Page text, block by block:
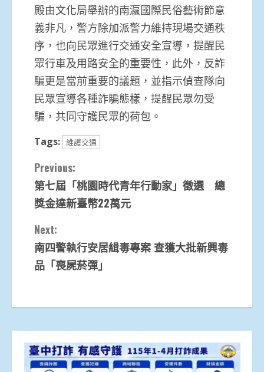
殿由文化局舉辦的南瀛國際民俗藝術節意
義非凡，警方除加派警力維持現場交通秩
序，也向民眾進行交通安全宣導，提醒民
眾行車及用路安全的重要性，此外，反詐
騙更是當前重要的議題，並指示偵查隊向
民眾宣導各種詐騙態樣，提醒民眾勿受
騙，共同守護民眾的荷包。
Tags: 維護交通
Continue
Reading
Previous:
第七屆「桃園時代青年行動家」徵選 總
獎金達新臺幣22萬元
Next:
南四警執行安居緝毒專案 查獲大批新興毒
品「喪屍菸彈」